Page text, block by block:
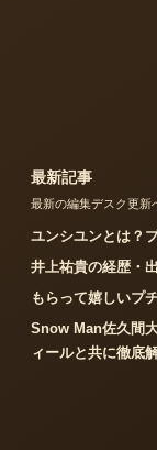
最新記事
最新の編集デスク更新
ユンシユンとは？
井上祐貴の経歴・
もらって嬉しいプ
Snow Man佐久間
ィールと共に徹底